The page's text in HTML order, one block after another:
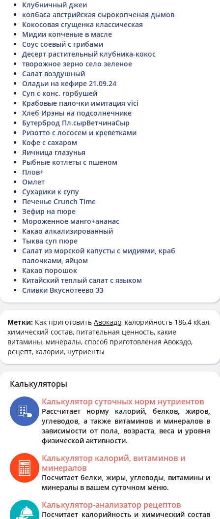
Клубничный джеи
колбаса австрийская сырокопченая дымов
Кокосовая сгущенка классическая
Мидии копченые в масле
Соус соевый с грибами
Десерт растительный клубника-кокос
творожное зерно село зеленое
Салат воздушный
Оладьи на кефире 21.09.24
Суп с конс. горбушей
Крабовые палочки имитация vici
Хлеб Ирэны на подсолнечнике
Бутерброд Пл.сырВетчинаСыр
Ризотто с лососем и креветками
Кофе с сахаром
Яичница глазунья
Рыбные котлеты с пшеном
Плов+
Омлет
Сухарики к супу
Печенье Crunch Time
Зефир на пюре
Мороженное манго+ананас
Какао алкализированный
Тыква суп пюре
Салат из морской капусты с мидиями, краб
палочками, яйцом
Какао порошок
Китайский теплый салат с языком
Сливки Вкуснотеево 33
Метки: Как приготовить Авокадо, калорийность 186,4 кКал,
химический состав, питательная ценность, какие
витамины, минералы, способ приготовления Авокадо,
рецепт, калории, нутриенты
Калькуляторы
Калькулятор суточных норм нутриентов
Рассчитает норму калорий, белков, жиров,
углеводов, а также витаминов и минералов в
зависимости от пола, возраста, веса и уровня
физической активности.
Калькулятор калорий, витаминов и
минералов
Посчитает белки, жиры, углеводы, витамины и
минералы в вашем суточном меню.
Калькулятор-анализатор рецептов
Посчитает калорийность и химический состав